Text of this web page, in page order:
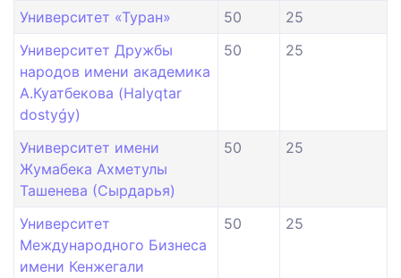
Университет «Туран» 50
25
Университет Дружбы
народов имени академика
А.Куатбекова (Halyqtar
dostyǵy)
50 25
Университет имени
Жумабека Ахметулы
Ташенева (Сырдарья)
50 25
Университет
Международного Бизнеса
имени Кенжегали
50 25